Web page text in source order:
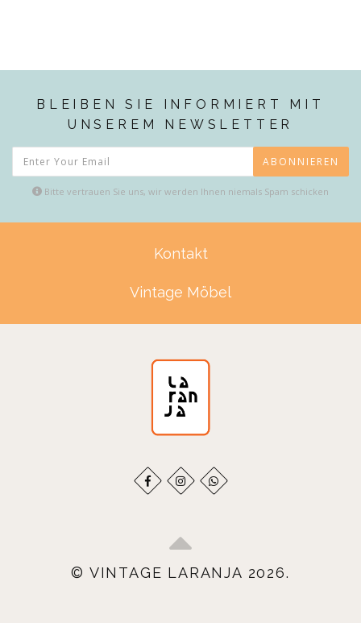
BLEIBEN SIE INFORMIERT MIT
UNSEREM NEWSLETTER
ABONNIEREN
Bitte vertrauen Sie uns, wir werden Ihnen niemals Spam schicken
Kontakt
Vintage Möbel
© VINTAGE LARANJA 2026.